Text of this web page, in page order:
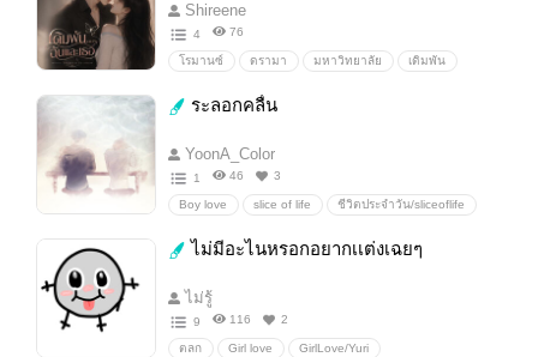
Shireene
4 76
โรมานซ์ ดรามา มหาวิทยาลัย เดิมพัน
เส้นหมี่ จีบ
TheBetofUs
ระลอกคลื่น
YoonA_Color
1 46 3
Boy love slice of life ชีวิตประจำวัน/sliceoflife
ระลอกคลื่น
ไม่มีอะไนหรอกอยากเเต่งเฉยๆ
ไม่รู้
9 116 2
ตลก Girl love GirlLove/Yuri